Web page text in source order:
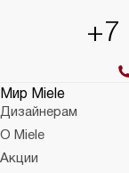
+7
Мир Miele
Дизайнерам
О Miele
Акции